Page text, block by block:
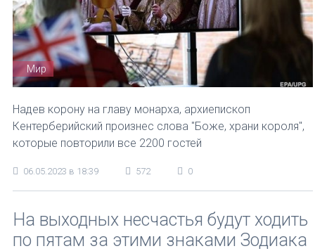
Мир
Надев корону на главу монарха, архиепископ
Кентерберийский произнес слова "Боже, храни короля",
которые повторили все 2200 гостей
06.05.2023 в 18:39 572 0
На выходных несчастья будут ходить
по пятам за этими знаками Зодиака